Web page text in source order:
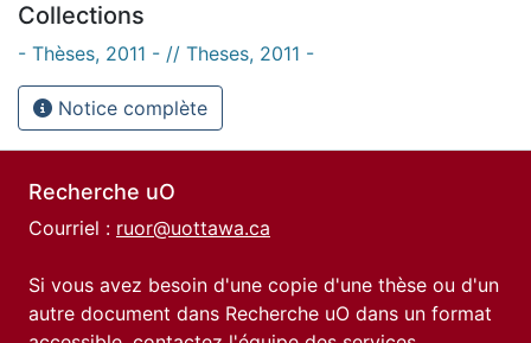
Collections
- Thèses, 2011 - // Theses, 2011 -
Notice complète
Recherche uO
Courriel : ruor@uottawa.ca
Si vous avez besoin d'une copie d'une thèse ou d'un
autre document dans Recherche uO dans un format